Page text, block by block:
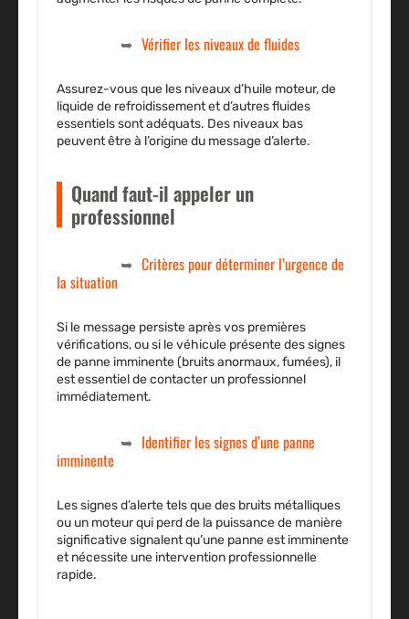
Vérifier les niveaux de fluides
Assurez-vous que les niveaux d’huile moteur, de
liquide de refroidissement et d’autres fluides
essentiels sont adéquats. Des niveaux bas
peuvent être à l’origine du message d’alerte.
Quand faut-il appeler un
professionnel
Critères pour déterminer l’urgence de
la situation
Si le message persiste après vos premières
vérifications, ou si le véhicule présente des signes
de panne imminente (bruits anormaux, fumées), il
est essentiel de contacter un professionnel
immédiatement.
Identifier les signes d’une panne
imminente
Les signes d’alerte tels que des bruits métalliques
ou un moteur qui perd de la puissance de manière
significative signalent qu’une panne est imminente
et nécessite une intervention professionnelle
rapide.